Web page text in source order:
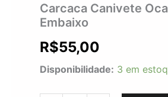
Carcaca Canivete
Embaixo
R$55,00
Disponibilidade: 3 em
Adapt.
GM
BT
Embaixo